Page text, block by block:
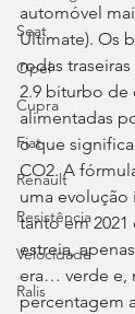
Seat
Opel
Cupra
Fiat
Renault
Resistência
Velocidade
Ralis
automóvel
Ultimate). Os
rodas
2.9 biturbo de
alimentadas
o que
CO2. A
uma
tanto em 2021
estreia,
era… verde e,
percentagem